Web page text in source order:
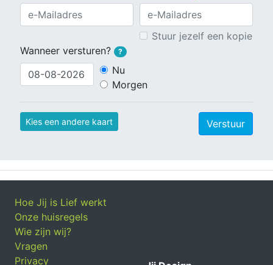
Stuur jezelf een kopie
Wanneer versturen?
?
Nu
Morgen
Kies een andere kaart Verstuur
Hoe Jij is Lief werkt
Onze huisregels
Wie zijn wij?
Vragen
Privacy